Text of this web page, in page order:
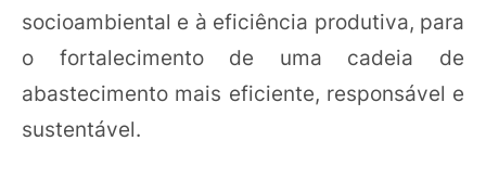
socioambiental e à eficiência produtiva, para
o fortalecimento de uma cadeia de
abastecimento mais eficiente, responsável e
sustentável.